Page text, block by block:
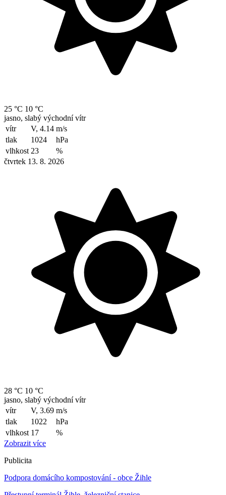
25 °C 10 °C
jasno, slabý východní vítr
vítr
V, 4.14 m/s
tlak
1024
hPa
vlhkost 23
%
čtvrtek 13. 8. 2026
28 °C 10 °C
jasno, slabý východní vítr
vítr
V, 3.69 m/s
tlak
1022
hPa
vlhkost 17
%
Zobrazit více
Publicita
Podpora domácího kompostování - obce Žihle